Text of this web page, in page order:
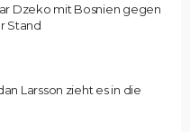
Dzeko mit Bosnien gegen
Stand
Larsson zieht es in die